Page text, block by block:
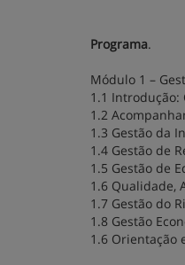
Programa.
Módulo 1 –
1.1 Introdução:
1.2
1.3 Gestão da
1.4 Gestão de
1.5 Gestão de
1.6 Qualidade,
1.7 Gestão do
1.8 Gestão
1.6 Orientação